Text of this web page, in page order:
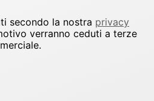
secondo la nostra privacy
verranno ceduti a terze